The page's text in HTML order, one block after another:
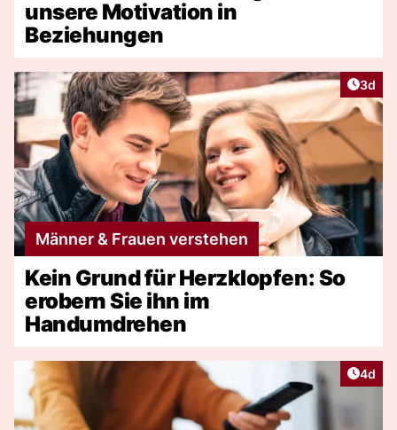
unsere Motivation in
Beziehungen
3d
Männer & Frauen verstehen
Kein Grund für Herzklopfen: So
erobern Sie ihn im
Handumdrehen
4d